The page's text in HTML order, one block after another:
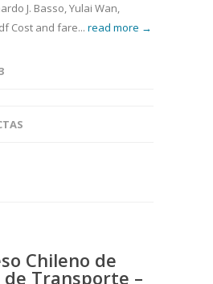
J. Basso, Yulai Wan,
Cost and fare... read more →
Chileno de
Transporte –